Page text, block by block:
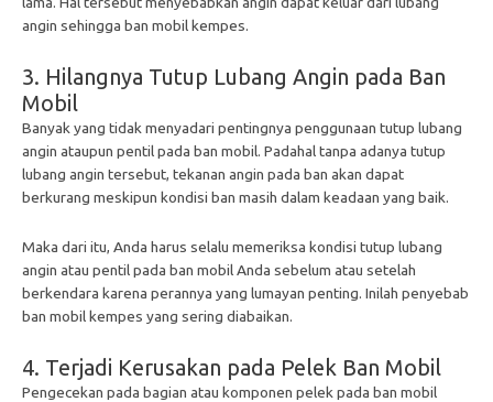
angin sehingga ban mobil kempes.
3. Hilangnya Tutup Lubang Angin pada Ban
Mobil
Banyak yang tidak menyadari pentingnya penggunaan tutup lubang
angin ataupun pentil pada ban mobil. Padahal tanpa adanya tutup
lubang angin tersebut, tekanan angin pada ban akan dapat
berkurang meskipun kondisi ban masih dalam keadaan yang baik.
Maka dari itu, Anda harus selalu memeriksa kondisi tutup lubang
angin atau pentil pada ban mobil Anda sebelum atau setelah
berkendara karena perannya yang lumayan penting. Inilah penyebab
ban mobil kempes yang sering diabaikan.
4. Terjadi Kerusakan pada Pelek Ban Mobil
Pengecekan pada bagian atau komponen pelek pada ban mobil